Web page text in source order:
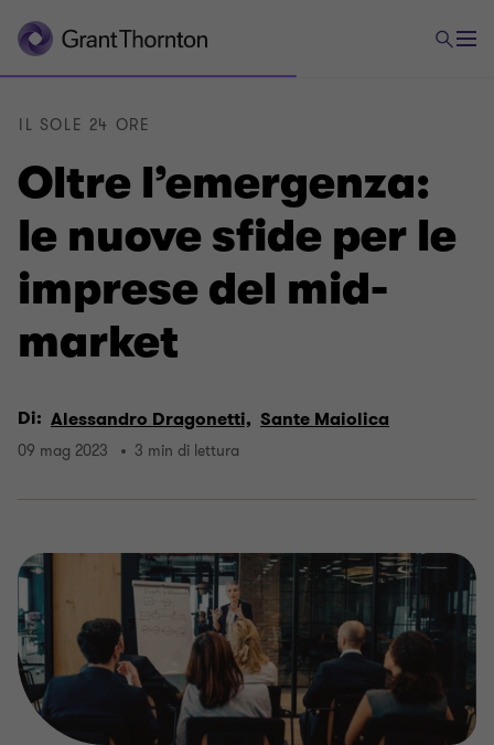
Oltre l’emergenza:
le nuove sfide per le
imprese del mid-
market
IL SOLE 24 ORE
Di: Alessandro Dragonetti, Sante Maiolica
09 mag 2023 3 min di lettura